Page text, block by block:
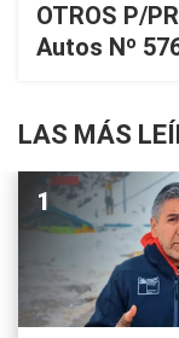
OTROS P/
Autos Nº
LAS MÁS